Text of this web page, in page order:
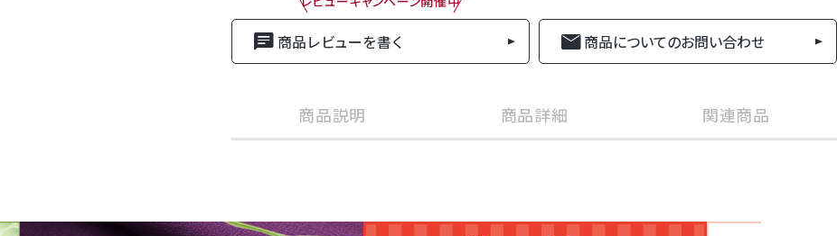
商品レビューを書く 商品についてのお問い合わせ
商品説明 商品詳細 関連商品
ご用途【簡易箱】 お礼・お返し・お見舞・ご自宅用・お土産・手土産などギフト全般